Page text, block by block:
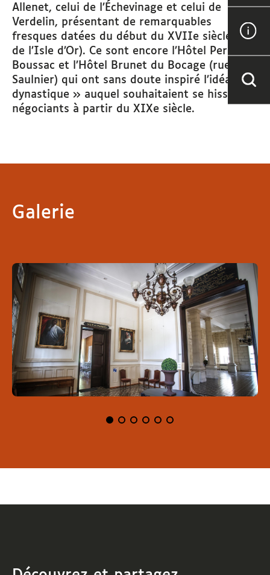
Allenet, celui de l’Échevinage et celui de
Verdelin, présentant de remarquables
fresques datées du début du XVIIe siècle (rue
de l’Isle d’Or). Ce sont encore l’Hôtel Perrin de
Boussac et l’Hôtel Brunet du Bocage (rue
Saulnier) qui ont sans doute inspiré l’idéal «
dynastique » auquel souhaitaient se hisser les
négociants à partir du XIXe siècle.
Galerie